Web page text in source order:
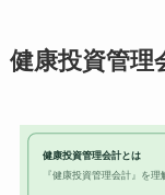
健康投資管理
健康投資管理会計とは
『健康投資管理会計』を理